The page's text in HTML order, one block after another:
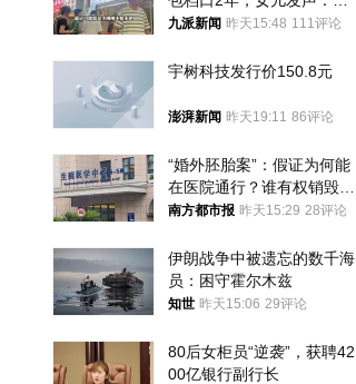
衷是为了陪伴，毕业后将不
九派新闻 昨天15:48 111评论
宇树科技发行价150.8元
澎湃新闻 昨天19:11 86评论
“婚外胚胎案”：假证为何能
在医院通行？谁有权销毁胚
胎？
南方都市报 昨天15:29 28评论
伊朗战争中被遗忘的数千海
员：困守霍尔木兹
知世 昨天15:06 29评论
80后女柜员“逆袭”，获聘42
00亿银行副行长